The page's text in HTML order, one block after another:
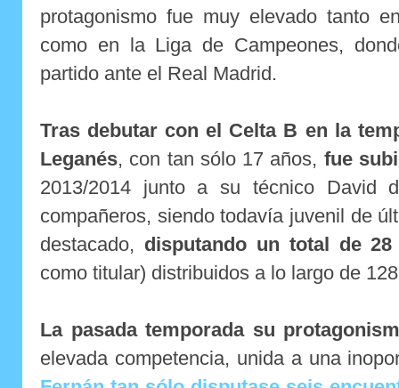
protagonismo fue muy elevado tanto
como en la Liga de Campeones,
partido ante el Real Madrid.
Tras debutar con el Celta B en la
Leganés, con tan sólo 17 años, fue
2013/2014 junto a su técnico David
compañeros, siendo todavía juvenil de
destacado, disputando un total de 28
como titular) distribuidos a lo largo de
La pasada temporada su
elevada competencia, unida a una